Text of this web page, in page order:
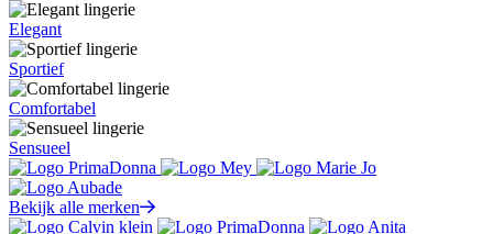
Elegant
Sportief
Comfortabel
Sensueel
Bekijk alle merken